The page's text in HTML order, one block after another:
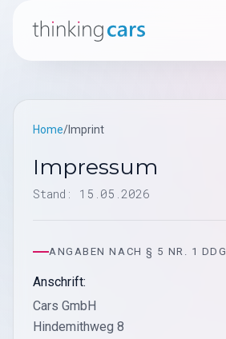
Home/Imprint
Impressum
Stand: 15.05.2026
ANGABEN NACH § 5 NR. 1 DDG
Anschrift:
Cars GmbH
Hindemithweg 8